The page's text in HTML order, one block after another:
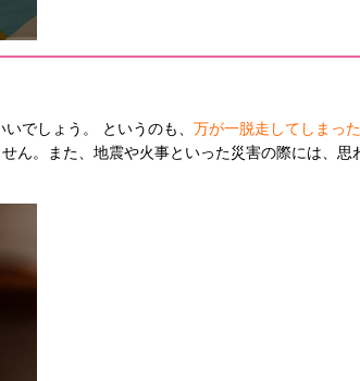
でしょう。 というのも、 万が一脱走してしまっ
。また、地震や火事といった災害の際には、